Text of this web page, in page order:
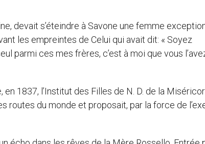
devait s’éteindre à Savone une femme
les empreintes de Celui qui avait dit: « Soyez
parmi ces mes frères, c’est à moi que vous
1837, l’Institut des Filles de N. D. de la
routes du monde et proposait, par la force de